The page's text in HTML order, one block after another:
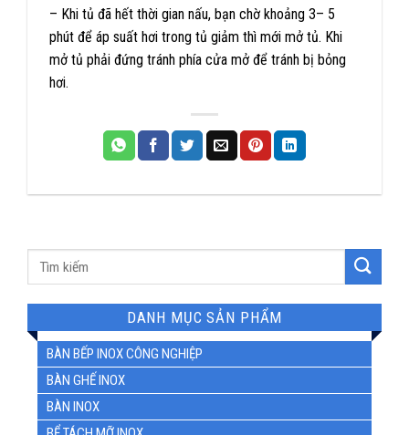
DANH MỤC SẢN PHẨM
BÀN BẾP INOX CÔNG NGHIỆP
BÀN GHẾ INOX
BÀN INOX
– Khi tủ đã hết thời gian nấu, bạn chờ khoảng 3– 5
phút để áp suất hơi trong tủ giảm thì mới mở tủ. Khi
mở tủ phải đứng tránh phía cửa mở để tránh bị bỏng
hơi.